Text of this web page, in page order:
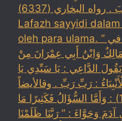
يَفْعَلُونَ إِلَّا ذَلِكَ ‏ ‏الِاجْتِنَابَ . رواه البخاري (6337) .
Lafazh sayyidi
oleh para ulama. قال شيخُ الإسلامِ ابنُ تيميةَ في ”
: وَقَدْ كَرِهَ مَالِكٌ وَابْنُ أَبِي عِمْرَانَ مِنْ
الدَّاعِي : يَا سَيِّدِي يَا
: رَبِّ رَبِّ . وقالأيضاً
في ” الفتاوى ” (10/285) : وَأَمَّا السُّؤَالُ فَكَثِيرًا مَا
وَحَوَّاءَ : ” رَبَّنَا ظَلَمْنَا